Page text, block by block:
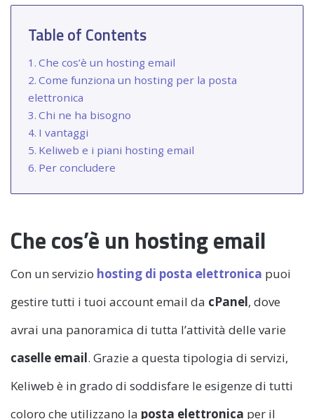
Table of Contents
Che cos’è un hosting email
Come funziona un hosting per la posta
elettronica
Chi ne ha bisogno
I vantaggi
Keliweb e i piani hosting email
Per concludere
Che cos’è un hosting email
Con un servizio hosting di posta elettronica puoi
gestire tutti i tuoi account email da cPanel, dove
avrai una panoramica di tutta l’attività delle varie
caselle email. Grazie a questa tipologia di servizi,
Keliweb è in grado di soddisfare le esigenze di tutti
coloro che utilizzano la posta elettronica per il